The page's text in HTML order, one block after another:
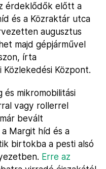
érdeklődők előtt a
és a Közraktár utca
augusztus
majd gépjárművel
írta
Központ.
és mikromobilitási
vagy rollerrel
bevált
Margit híd és a
birtokba a pesti alsó
Erre az